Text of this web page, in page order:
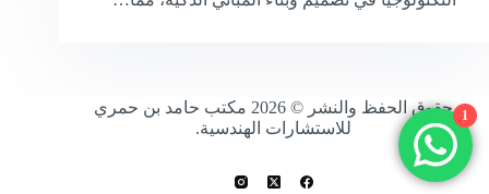
حقوق الحفظ والنشر © 2026 مكتب حامد بن حمري
للاستشارات الهندسية.
1